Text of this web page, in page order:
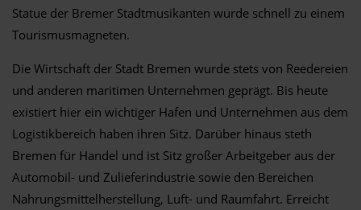
Statue der Bremer Stadtmusikanten wurde schnell zu einem
Tourismusmagneten.
Die Wirtschaft der Stadt Bremen wurde stets von Reedereien
und anderen maritimen Unternehmen geprägt. Bis heute
existiert hier ein wichtiger Hafen und Unternehmen aus dem
Logistikbereich haben ihren Sitz. Darüber hinaus steth
Bremen für Handel und ist Sitz großer Arbeitgeber aus der
Automobil- und Zulieferindustrie sowie den Bereichen
Nahrungsmittelherstellung, Luft- und Raumfahrt. Erreicht